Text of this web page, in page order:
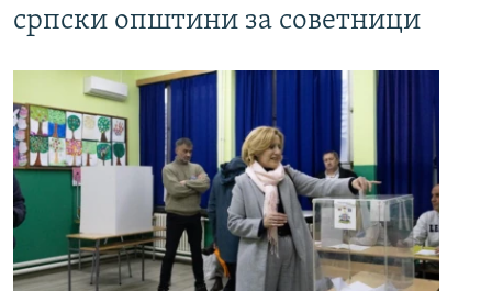
српски општини за советници